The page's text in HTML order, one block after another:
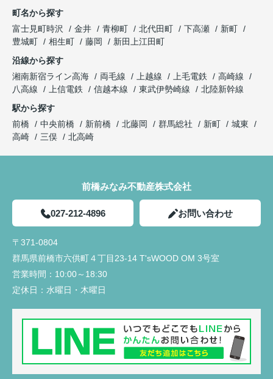
町名から探す
富士見町時沢
金井 青柳町 北代田町 下高瀬
新町
豊城町
相生町 藤岡
新田上江田町
沿線から探す
湘南新宿ライン高海
両毛線 上越線 上毛電鉄
高崎線
八高線
上信電鉄 信越本線 東武伊勢崎線
北陸新幹線
駅から探す
前橋
中央前橋 新前橋 北藤岡 群馬総社 新町
城東
高崎
三俣 北高崎
前橋みなみ不動産株式会社
027-212-4896 お問い合わせ
〒371-0804
群馬県前橋市六供町４丁目23‐14 T'sWOOD OM 3号室
営業時間： 10:00～18:30
定休日： 水曜日・木曜日